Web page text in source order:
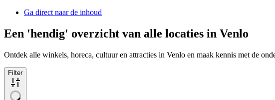
Ga direct naar de inhoud
Een 'hendig' overzicht van alle locaties in Venlo
Ontdek alle winkels, horeca, cultuur en attracties in Venlo en maak kennis met de
Filter